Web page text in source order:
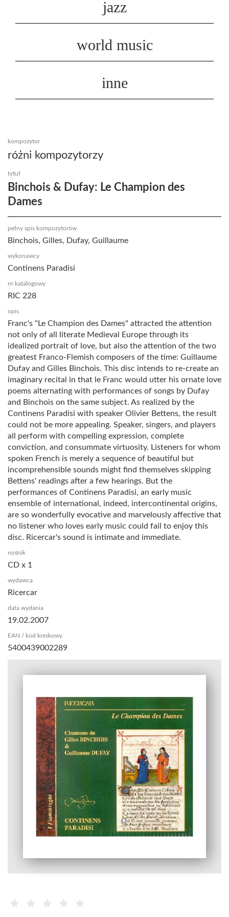
jazz
world music
inne
kompozytor
różni kompozytorzy
tytuł
Binchois & Dufay: Le Champion des
Dames
pełny spis kompozytorów
Binchois, Gilles, Dufay, Guillaume
wykonawcy
Continens Paradisi
nr katalogowy
RIC 228
opis
Franc's "Le Champion des Dames" attracted the attention
not only of all literate Medieval Europe through its
idealized portrait of love, but also the attention of the two
greatest Franco-Flemish composers of the time: Guillaume
Dufay and Gilles Binchois. This disc intends to re-create an
imaginary recital in that le Franc would utter his ornate love
poems alternating with performances of songs by Dufay
and Binchois on the same subject. As realized by the
Continens Paradisi with speaker Olivier Bettens, the result
could not be more appealing. Speaker, singers, and players
all perform with compelling expression, complete
conviction, and consummate virtuosity. Listeners for whom
spoken French is merely a sequence of beautiful but
incomprehensible sounds might find themselves skipping
Bettens' readings after a few hearings. But the
performances of Continens Paradisi, an early music
ensemble of international, indeed, intercontinental origins,
are so wonderfully evocative and marvelously affective that
no listener who loves early music could fail to enjoy this
disc. Ricercar's sound is intimate and immediate.
nośnik
CD x 1
wydawca
Ricercar
data wydania
19.02.2007
EAN / kod kreskowy
5400439002289